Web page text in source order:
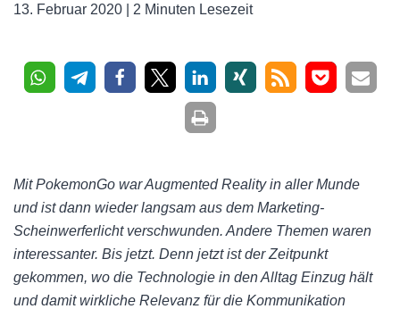
13. Februar 2020 | 2 Minuten Lesezeit
Mit PokemonGo war Augmented Reality in aller Munde
und ist dann wieder langsam aus dem Marketing-
Scheinwerferlicht verschwunden. Andere Themen waren
interessanter. Bis jetzt. Denn jetzt ist der Zeitpunkt
gekommen, wo die Technologie in den Alltag Einzug hält
und damit wirkliche Relevanz für die Kommunikation